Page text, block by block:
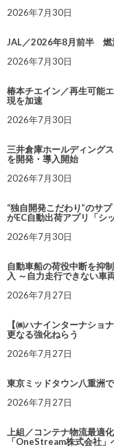
2026年7月30日
JAL／2026年8月前半 燃
2026年7月30日
椿本チエイン／再生可能
現を加速
2026年7月30日
三井倉庫ホールディング
を開発・導入開始
2026年7月30日
“独自開発こだわり”のサ
がEC自動出荷アプリ「シ
2026年7月30日
自動車船の荷役中断を抑
入 ～自力走行できない車
2026年7月27日
【㈱ハナインターナショ
更なる強化ねらう
2026年7月27日
東京ミッドタウン八重洲
2026年7月27日
上組／コンテナ物流最適
「OneStream株式会社